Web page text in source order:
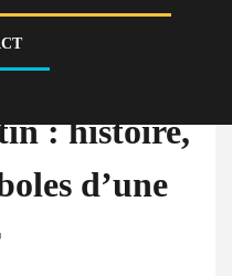
d’une fête de l’amour
: histoire,
d’une